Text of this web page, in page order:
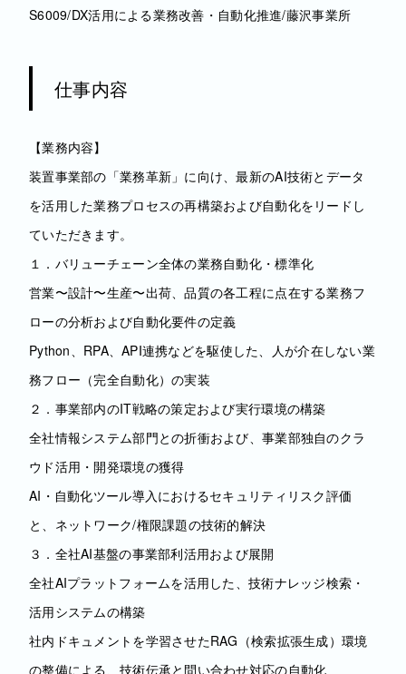
S6009/DX活用による業務改善・自動化推進/藤沢事業所
仕事内容
【業務内容】
装置事業部の「業務革新」に向け、最新のAI技術とデータ
を活用した業務プロセスの再構築および自動化をリードし
ていただきます。
１．バリューチェーン全体の業務自動化・標準化
営業〜設計〜生産〜出荷、品質の各工程に点在する業務フ
ローの分析および自動化要件の定義
Python、RPA、API連携などを駆使した、人が介在しない業
務フロー（完全自動化）の実装
２．事業部内のIT戦略の策定および実行環境の構築
全社情報システム部門との折衝および、事業部独自のクラ
ウド活用・開発環境の獲得
AI・自動化ツール導入におけるセキュリティリスク評価
と、ネットワーク/権限課題の技術的解決
３．全社AI基盤の事業部利活用および展開
全社AIプラットフォームを活用した、技術ナレッジ検索・
活用システムの構築
社内ドキュメントを学習させたRAG（検索拡張生成）環境
の整備による、技術伝承と問い合わせ対応の自動化